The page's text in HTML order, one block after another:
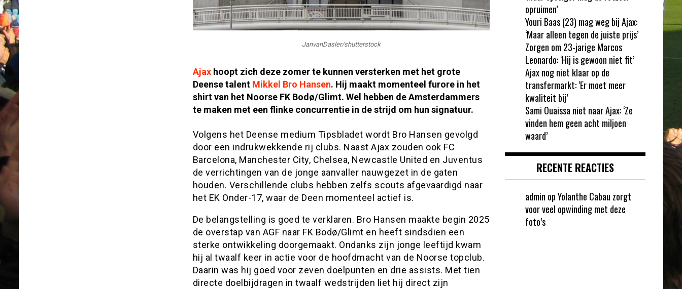
JanvanDasler/shutterstock
Ajaxhoopt zich deze zomer te kunnen versterken met het grote
Deense talent Mikkel Bro Hansen. Hij maakt momenteel furore in het
shirt van het Noorse FK Bodø/Glimt. Wel hebben de Amsterdammers
te maken met een flinke concurrentie in de strijd om hun signatuur.
Volgens het Deense medium Tipsbladet wordt Bro Hansen gevolgd
door een indrukwekkende rij clubs. Naast Ajax zouden ook FC
Barcelona, Manchester City, Chelsea, Newcastle United en Juventus
de verrichtingen van de jonge aanvaller nauwgezet in de gaten
houden. Verschillende clubs hebben zelfs scouts afgevaardigd naar
het EK Onder-17, waar de Deen momenteel actief is.
De belangstelling is goed te verklaren. Bro Hansen maakte begin 2025
de overstap van AGF naar FK Bodø/Glimt en heeft sindsdien een
sterke ontwikkeling doorgemaakt. Ondanks zijn jonge leeftijd kwam
hij al twaalf keer in actie voor de hoofdmacht van de Noorse topclub.
Daarin was hij goed voor zeven doelpunten en drie assists. Met tien
directe doelbijdragen in twaalf wedstrijden liet hij direct zijn
opruimen’
Youri Baas (23) mag weg bij Ajax:
‘Maar alleen tegen de juiste prijs’
Zorgen om 23-jarige Marcos
Leonardo: ‘Hij is gewoon niet fit’
Ajax nog niet klaar op de
transfermarkt: ‘Er moet meer
kwaliteit bij’
Sami Ouaissa niet naar Ajax: ‘Ze
vinden hem geen acht miljoen
waard’
RECENTE REACTIES
admin opYolanthe Cabau zorgt
voor veel opwinding met deze
foto’s